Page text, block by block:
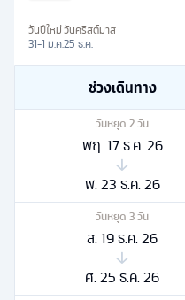
วันปีใหม่
31-1 ม.ค.
วันคริสต์มาส
25 ธ.ค.
ช่วงเดินทาง
วันหยุด 2วัน
พฤ. 17 ธ.ค. 26
พ. 23 ธ.ค. 26
วันหยุด 3วัน
ส. 19 ธ.ค. 26
ศ. 25 ธ.ค. 26